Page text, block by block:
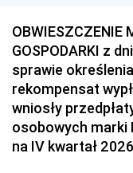
OBWIESZCZENIE
GOSPODARKI z
sprawie
rekompensat
wniosły
osobowych marki
na IV kwartał